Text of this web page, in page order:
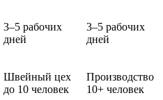
3–5 рабочих
дней
3–5 рабочих
дней
Швейный цех
до 10 человек
Производство
10+ человек